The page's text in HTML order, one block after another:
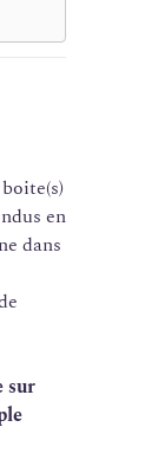
en
dans
sur